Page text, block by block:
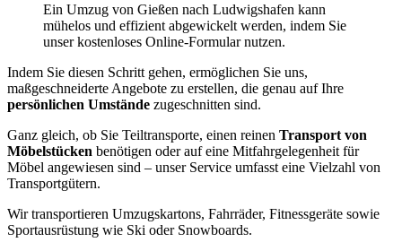
Ein Umzug von Gießen nach Ludwigshafen kann
mühelos und effizient abgewickelt werden, indem Sie
unser kostenloses Online-Formular nutzen.
Indem Sie diesen Schritt gehen, ermöglichen Sie uns,
maßgeschneiderte Angebote zu erstellen, die genau auf Ihre
persönlichen Umstände zugeschnitten sind.
Ganz gleich, ob Sie Teiltransporte, einen reinen Transport von
Möbelstücken benötigen oder auf eine Mitfahrgelegenheit für
Möbel angewiesen sind – unser Service umfasst eine Vielzahl von
Transportgütern.
Wir transportieren Umzugskartons, Fahrräder, Fitnessgeräte sowie
Sportausrüstung wie Ski oder Snowboards.